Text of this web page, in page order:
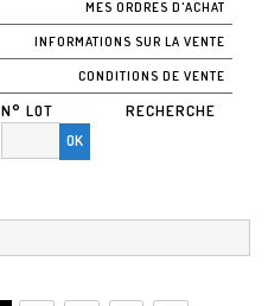
MES ORDRES D'ACHAT
INFORMATIONS SUR LA VENTE
CONDITIONS DE VENTE
N° LOT
OK
RECHERCHE